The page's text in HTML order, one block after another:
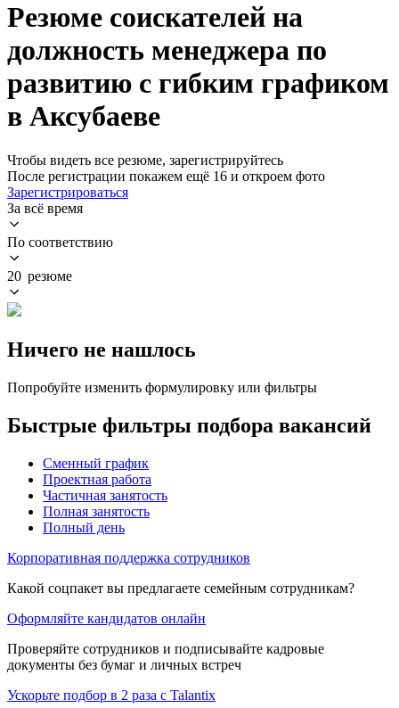
Резюме соискателей на
должность менеджера по
развитию с гибким графиком
в Аксубаеве
Чтобы видеть все резюме, зарегистрируйтесь
После регистрации покажем ещё 16 и откроем фото
Зарегистрироваться
За всё время
По соответствию
20 резюме
Ничего не нашлось
Попробуйте изменить формулировку или фильтры
Быстрые фильтры подбора вакансий
Сменный график
Проектная работа
Частичная занятость
Полная занятость
Полный день
Корпоративная поддержка сотрудников
Какой соцпакет вы предлагаете семейным сотрудникам?
Оформляйте кандидатов онлайн
Проверяйте сотрудников и подписывайте кадровые
документы без бумаг и личных встреч
Ускорьте подбор в 2 раза с Talantix